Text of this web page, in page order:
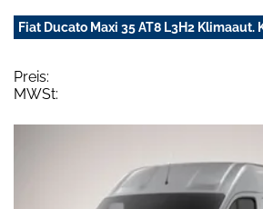
Fiat Ducato Maxi 35 AT8 L3H2 Klimaaut.
Preis:
MWSt: